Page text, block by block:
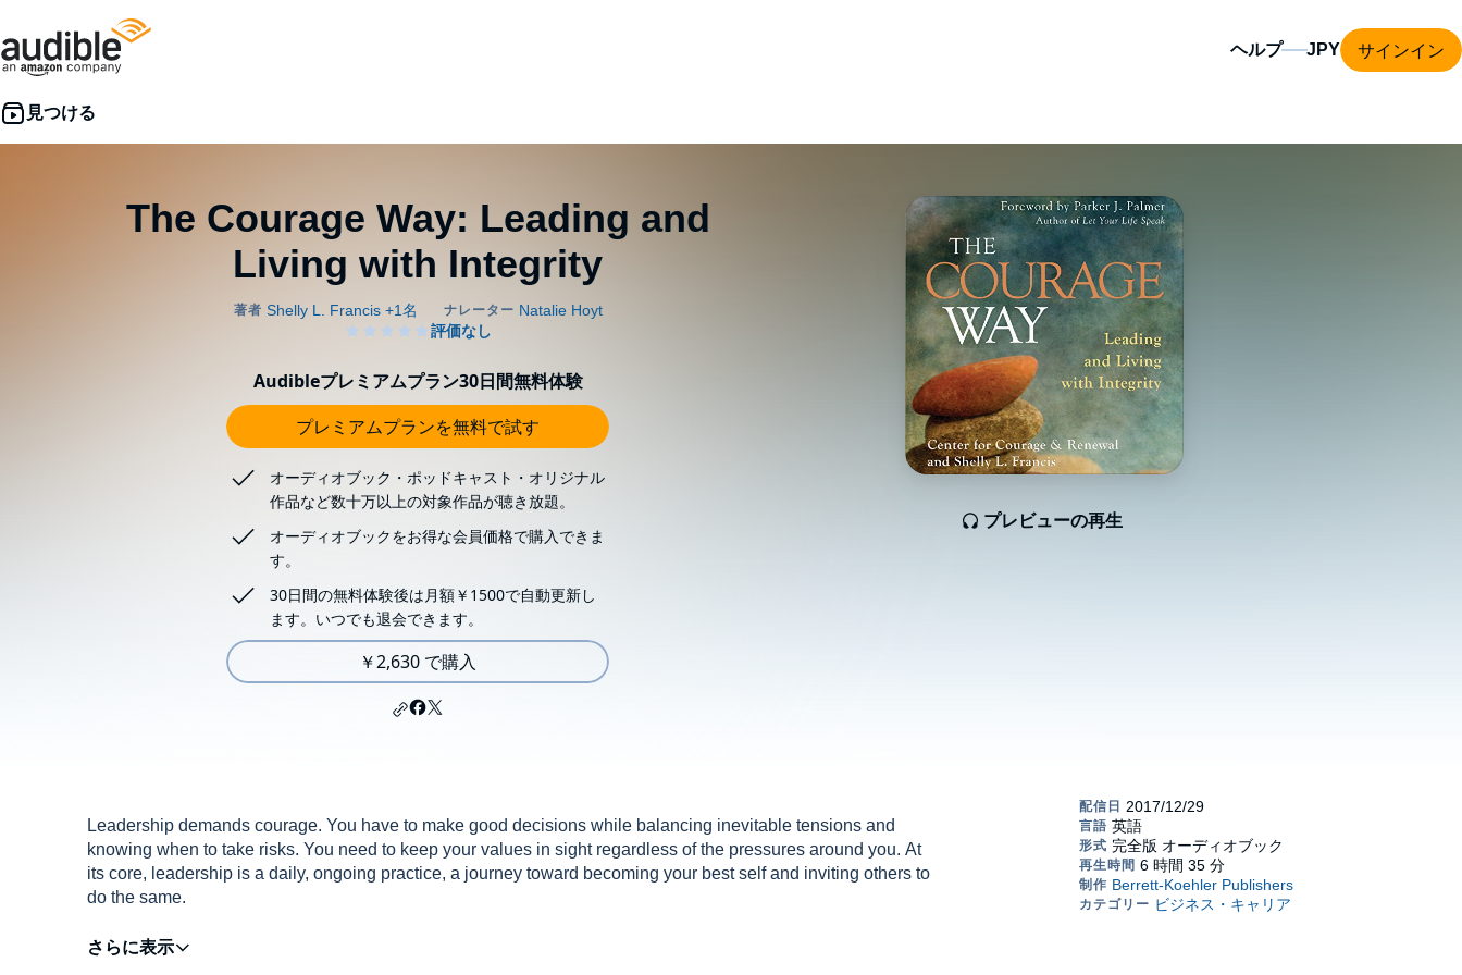
ヘルプ サインイン
The Courage Way: Leading and
Living with Integrity
プレビューの再生
Audibleプレミアムプラン30日間無料体験
プレミアムプランを無料で試す
オーディオブック・ポッドキャスト・オリジナル
作品など数十万以上の対象作品が聴き放題。
オーディオブックをお得な会員価格で購入できま
す。
30日間の無料体験後は月額￥1500で自動更新し
ます。いつでも退会できます。
￥2,630 で購入
Leadership demands courage. You have to make good decisions while balancing inevitable tensions and
knowing when to take risks. You need to keep your values in sight regardless of the pressures around you. At
its core, leadership is a daily, ongoing practice, a journey toward becoming your best self and inviting others to
do the same.
And that's where